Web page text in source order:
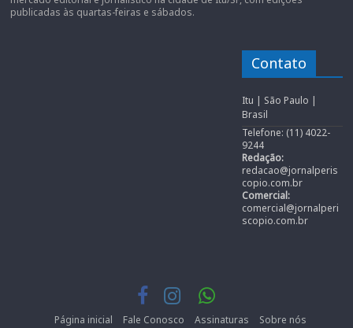
publicadas às quartas-feiras e sábados.
Contato
Itu | São Paulo |
Brasil
Telefone: (11) 4022-
9244
Redação:
redacao@jornalperis
copio.com.br
Comercial:
comercial@jornalperi
scopio.com.br
Página inicial Fale Conosco Assinaturas Sobre nós